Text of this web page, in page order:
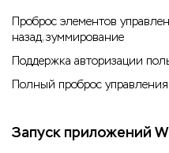
Проброс элементов
назад, зуммирование
Поддержка авторизации
Полный проброс
Запуск приложений